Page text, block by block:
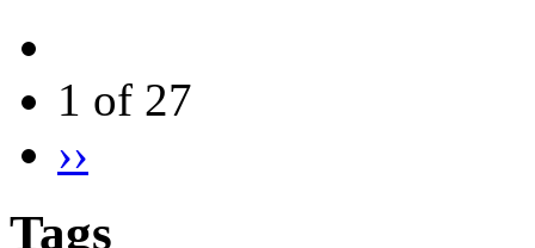
1 of 27
››
Tags